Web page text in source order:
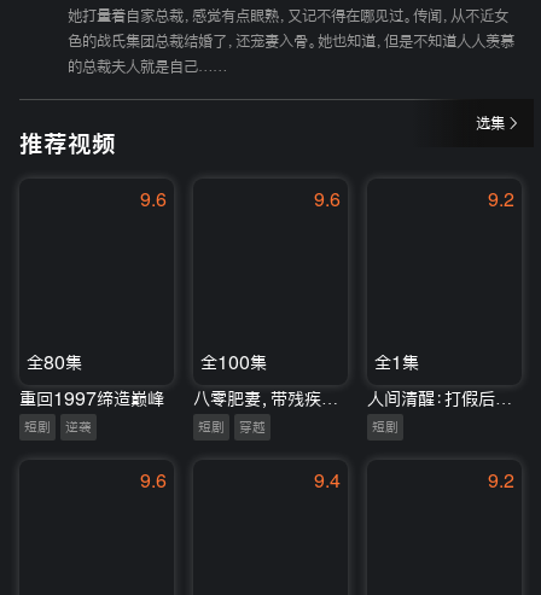
她打量着自家总裁，感觉有点眼熟，又记不得在哪见过。传闻，从不近女
色的战氏集团总裁结婚了，还宠妻入骨。她也知道，但是不知道人人羡慕
的总裁夫人就是自己……
选集
推荐视频
9.6
全80集
重回1997缔造巅峰
短剧 逆袭
9.6
全100集
短剧 穿越
9.2
全1集
短剧
9.6 9.4 9.2